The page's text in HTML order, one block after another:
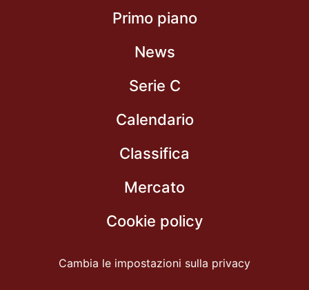
Primo piano
News
Serie C
Calendario
Classifica
Mercato
Cookie policy
Cambia le impostazioni sulla privacy